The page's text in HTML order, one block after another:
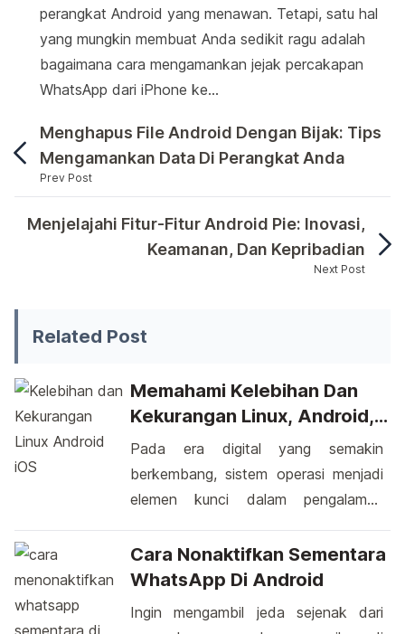
perangkat Android yang menawan. Tetapi, satu hal
yang mungkin membuat Anda sedikit ragu adalah
bagaimana cara mengamankan jejak percakapan
WhatsApp dari iPhone ke…
Menghapus File Android Dengan Bijak: Tips
Mengamankan Data Di Perangkat Anda
Prev Post
Pada saat ini, para pengguna WhatsApp Android
Menjelajahi Fitur-Fitur Android Pie: Inovasi,
Keamanan, Dan Kepribadian
Next Post
Related Post
Memahami Kelebihan Dan
Kekurangan Linux, Android,
Dan IOS Dalam Perspektif
Penggunaan
Pada era digital yang semakin
berkembang, sistem operasi menjadi
elemen kunci dalam pengalaman
adalah tiga sistem operasi yang
mendominasi berbagai perangkat.
kekurangan yang perlu
Cara Nonaktifkan Sementara
WhatsApp Di Android
Ingin mengambil jeda sejenak dari